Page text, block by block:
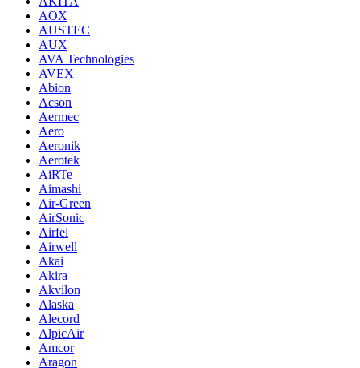
AOX
AUSTEC
AUX
AVA Technologies
AVEX
Abion
Acson
Aermec
Aero
Aeronik
Aerotek
AiRTe
Aimashi
Air-Green
AirSonic
Airfel
Airwell
Akai
Akira
Akvilon
Alaska
Alecord
AlpicAir
Amcor
Aragon